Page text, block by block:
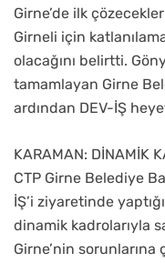
Girne’de ilk
Girneli için
olacağını belirtti.
tamamlayan Girne
ardından DEV-İŞ
KARAMAN: DİNAMİK
CTP Girne Belediye
İŞ’i ziyaretinde
dinamik kadrolarıyla
Girne’nin